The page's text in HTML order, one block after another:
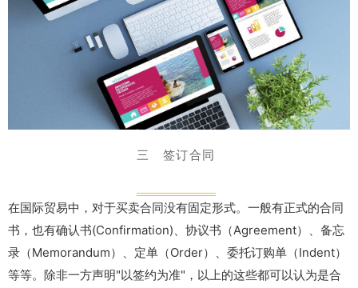
三 签订合同
在国际贸易中，对于买卖合同没有固定形式。一般有正式的合同
书，也有确认书(Confirmation)、协议书（Agreement）、备忘
录（Memorandum）、定单（Order）、委托订购单（Indent）
等等。除非一方声明"以签约为准"，以上的这些都可以认为是合